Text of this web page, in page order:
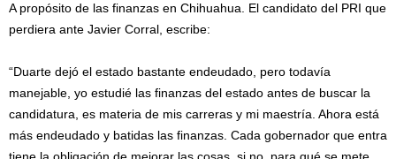
A propósito de las finanzas en Chihuahua. El candidato del PRI que
perdiera ante Javier Corral, escribe:
“Duarte dejó el estado bastante endeudado, pero todavía
manejable, yo estudié las finanzas del estado antes de buscar la
candidatura, es materia de mis carreras y mi maestría. Ahora está
más endeudado y batidas las finanzas. Cada gobernador que entra